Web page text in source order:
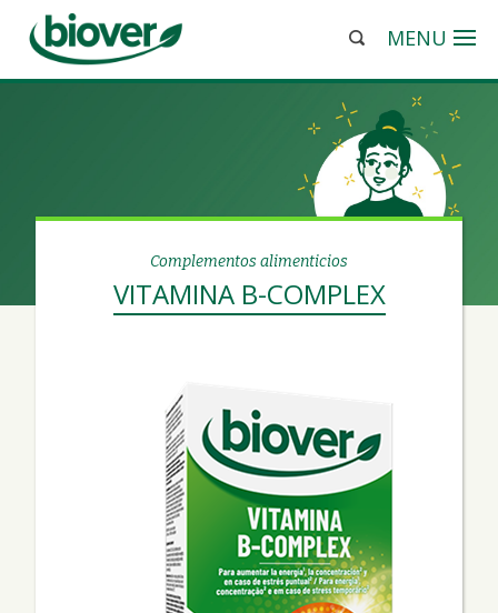
MENU
Complementos alimenticios
VITAMINA B-COMPLEX